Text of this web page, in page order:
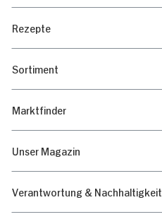
Rezepte
Sortiment
Marktfinder
Unser Magazin
Verantwortung & Nachhaltigkeit